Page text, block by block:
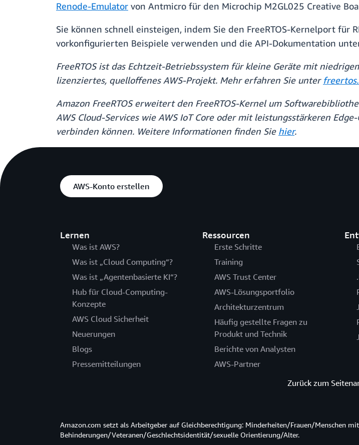
Renode-Emulator von Antmicro für den Microchip M2GL025 Creative
Sie können schnell einsteigen, indem Sie den FreeRTOS-Kernelport für
vorkonfigurierten Beispiele verwenden und die API-Dokumentation
FreeRTOS ist das Echtzeit-Betriebssystem für kleine Geräte mit
lizenziertes, quelloffenes AWS-Projekt. Mehr erfahren Sie unter
Amazon FreeRTOS erweitert den FreeRTOS-Kernel um
AWS Cloud-Services wie AWS IoT Core oder mit leistungsstärkeren
verbinden können. Weitere Informationen finden Sie hier.
AWS-Konto erstellen
Lernen
Was ist AWS?
Was ist „Cloud Computing“?
Was ist „Agentenbasierte KI“?
Hub für Cloud-Computing-
Konzepte
AWS Cloud Sicherheit
Neuerungen
Blogs
Pressemitteilungen
Ressourcen
Erste Schritte
Training
AWS Trust Center
AWS-Lösungsportfolio
Architekturzentrum
Häufig gestellte Fragen zu
Produkt und Technik
Berichte von Analysten
AWS-Partner
Zurück zum
Amazon.com setzt als Arbeitgeber auf Gleichberechtigung: Minderheiten/Frauen/Menschen mit
Behinderungen/Veteranen/Geschlechtsidentität/sexuelle Orientierung/Alter.